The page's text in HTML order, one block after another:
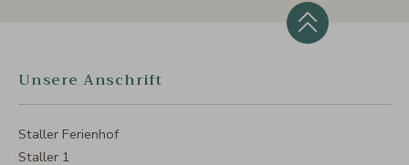
Unsere Anschrift
Staller Ferienhof
Staller 1